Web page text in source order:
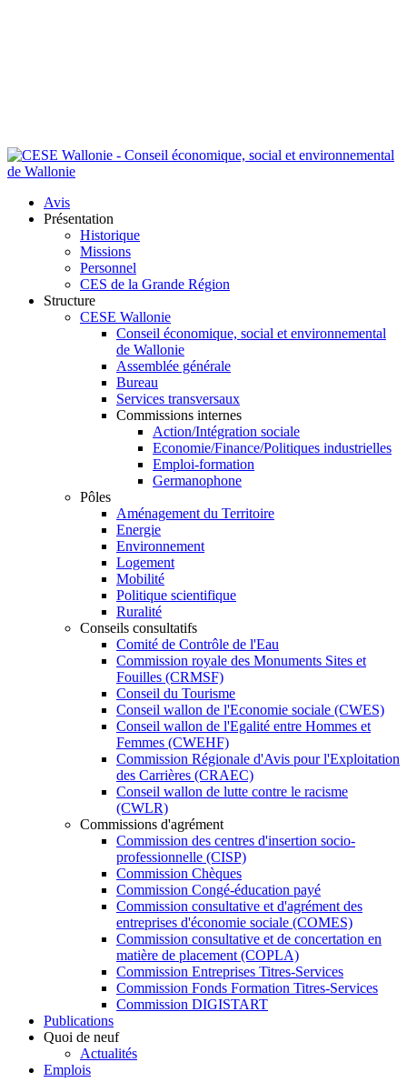
Avis
Présentation
Historique
Missions
Personnel
CES de la Grande Région
Structure
CESE Wallonie
Conseil économique, social et environnemental
de Wallonie
Assemblée générale
Bureau
Services transversaux
Commissions internes
Action/Intégration sociale
Economie/Finance/Politiques industrielles
Emploi-formation
Germanophone
Pôles
Aménagement du Territoire
Energie
Environnement
Logement
Mobilité
Politique scientifique
Ruralité
Conseils consultatifs
Comité de Contrôle de l'Eau
Commission royale des Monuments Sites et
Fouilles (CRMSF)
Conseil du Tourisme
Conseil wallon de l'Economie sociale (CWES)
Conseil wallon de l'Egalité entre Hommes et
Femmes (CWEHF)
Commission Régionale d'Avis pour l'Exploitation
des Carrières (CRAEC)
Conseil wallon de lutte contre le racisme
(CWLR)
Commissions d'agrément
Commission des centres d'insertion socio-
professionnelle (CISP)
Commission Chèques
Commission Congé-éducation payé
Commission consultative et d'agrément des
entreprises d'économie sociale (COMES)
Commission consultative et de concertation en
matière de placement (COPLA)
Commission Entreprises Titres-Services
Commission Fonds Formation Titres-Services
Commission DIGISTART
Publications
Quoi de neuf
Actualités
Emplois